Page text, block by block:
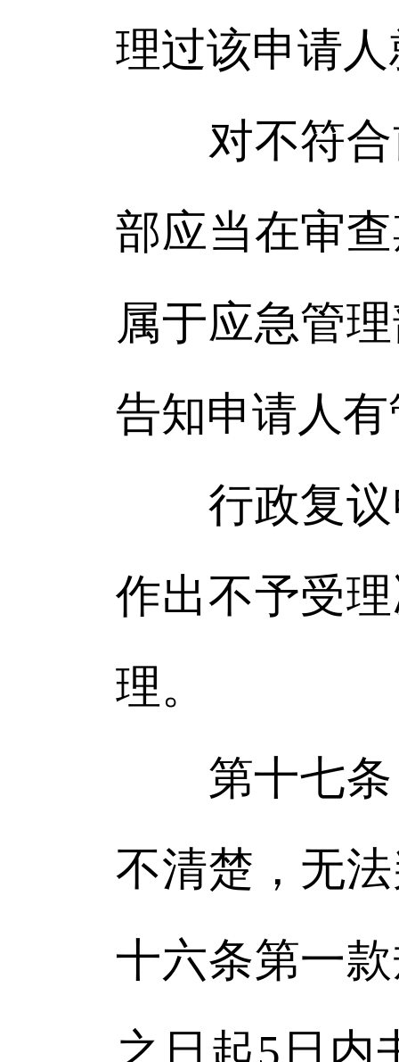
理过该申请
对不符合
部应当在审
属于应急管
告知申请人
行政复议
作出不予受
理。
第十七条
不清楚，无
十六条第一
之日起5日内